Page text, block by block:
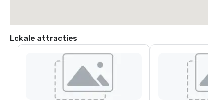
Lokale attracties